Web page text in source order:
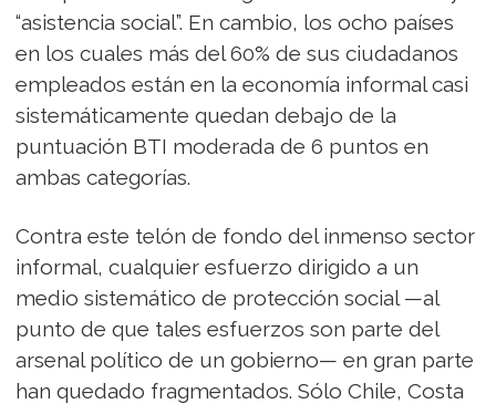
“asistencia social”. En cambio, los ocho países
en los cuales más del 60% de sus ciudadanos
empleados están en la economía informal casi
sistemáticamente quedan debajo de la
puntuación BTI moderada de 6 puntos en
ambas categorías.
Contra este telón de fondo del inmenso sector
informal, cualquier esfuerzo dirigido a un
medio sistemático de protección social —al
punto de que tales esfuerzos son parte del
arsenal político de un gobierno— en gran parte
han quedado fragmentados. Sólo Chile, Costa